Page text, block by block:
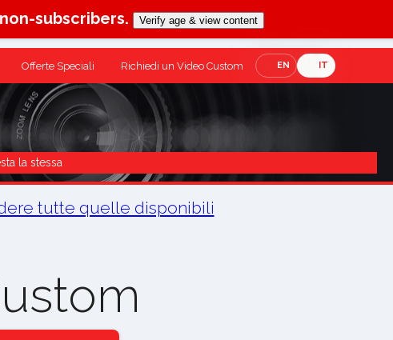
subscribers. Verify age & view content
Offerte Speciali Richiedi un Video Custom EN IT
la stessa
tutte quelle disponibili